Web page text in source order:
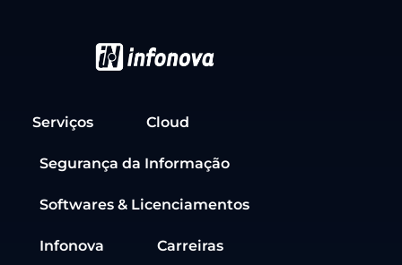
Serviços Cloud
Segurança da Informação
Softwares & Licenciamentos
Infonova Carreiras